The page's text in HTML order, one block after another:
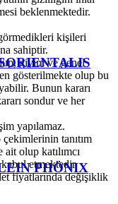
beklenmektedir.
kişileri
sahiptir.
giyim ve genel
gösterilmekte olup bu
Bunun kararı
sondur ve her
yapılamaz.
tanıtım
olup katılımcı
kabul etmektedir.
fiyatlarında değişiklik
PHÖNIX